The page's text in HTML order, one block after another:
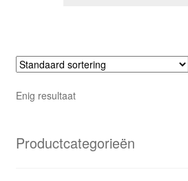
Enig resultaat
Productcategorieën